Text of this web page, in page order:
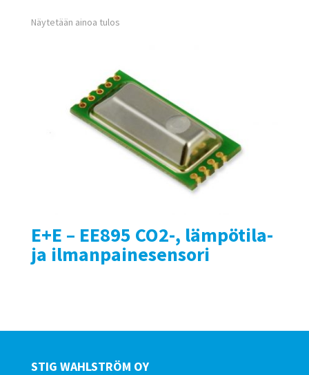
Näytetään ainoa tulos
E+E – EE895 CO2-, lämpötila-
ja ilmanpainesensori
STIG WAHLSTRÖM OY